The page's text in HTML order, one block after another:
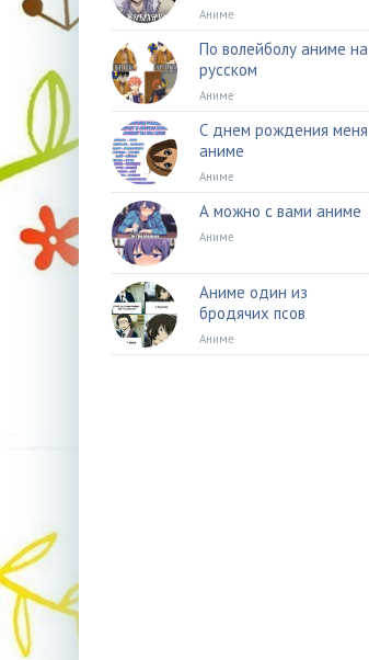
Аниме
По волейболу аниме на
русском
Аниме
С днем рождения меня
аниме
Аниме
А можно с вами аниме
Аниме
Аниме один из
бродячих псов
Аниме